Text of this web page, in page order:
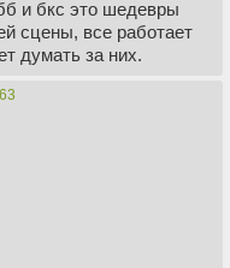
и бкс это шедевры
сцены, все работает
думать за них.
63